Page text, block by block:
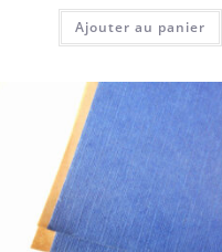
Ajouter au panier